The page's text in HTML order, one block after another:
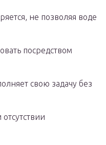
не позволяя воде
посредством
свою задачу без